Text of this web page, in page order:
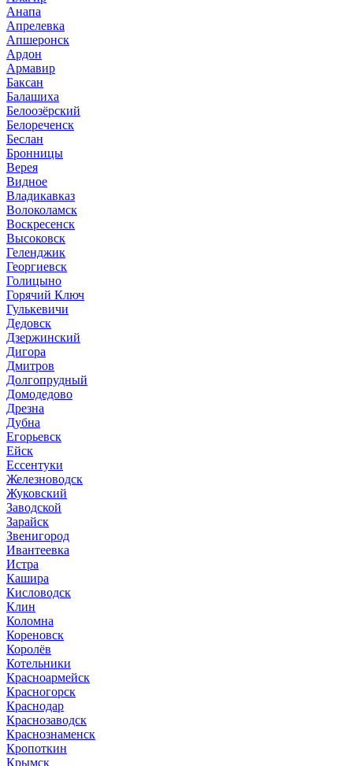
Анапа
Апрелевка
Апшеронск
Ардон
Армавир
Баксан
Балашиха
Белоозёрский
Белореченск
Беслан
Бронницы
Верея
Видное
Владикавказ
Волоколамск
Воскресенск
Высоковск
Геленджик
Георгиевск
Голицыно
Горячий Ключ
Гулькевичи
Дедовск
Дзержинский
Дигора
Дмитров
Долгопрудный
Домодедово
Дрезна
Дубна
Егорьевск
Ейск
Ессентуки
Железноводск
Жуковский
Заводской
Зарайск
Звенигород
Ивантеевка
Истра
Кашира
Кисловодск
Клин
Коломна
Кореновск
Королёв
Котельники
Красноармейск
Красногорск
Краснодар
Краснозаводск
Краснознаменск
Кропоткин
Крымск